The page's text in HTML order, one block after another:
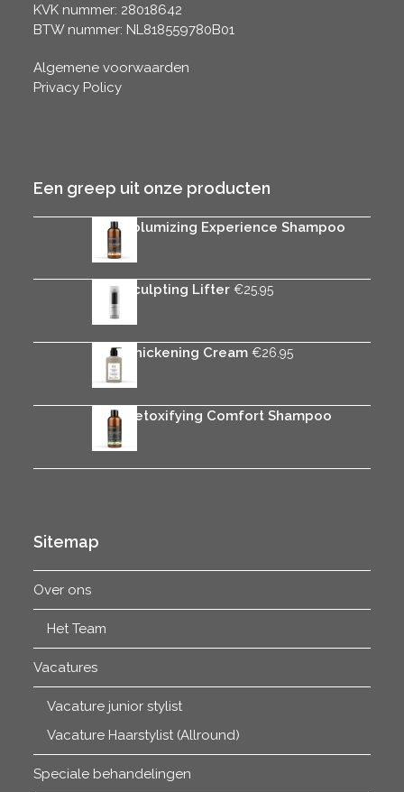
KVK nummer: 28018642
BTW nummer: NL818559780B01
Algemene voorwaarden
Privacy Policy
Een greep uit onze producten
Rica Volumizing Experience Shampoo
25.95
Rica Sculpting Lifter €25.95
Rica Thickening Cream €26.95
Rica Detoxifying Comfort Shampoo
25.95
Sitemap
Over ons
Het Team
Vacatures
Vacature junior stylist
Vacature Haarstylist (Allround)
Speciale behandelingen